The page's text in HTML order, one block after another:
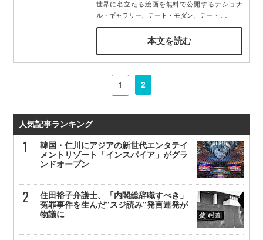
世界に名立たる絵画を無料で公開するナショナ
ル・ギャラリー、テート・モダン、テート
本文を読む
1 2
人気記事ランキング
韓国・仁川にアジアの新世代エンタテイ
メントリゾート「インスパイア」がグラ
ンドオープン
住田裕子弁護士、「内閣総辞職すべき」
冤罪事件を生んだ”スジ読み”発言連発が
物議に